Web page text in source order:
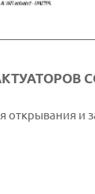
открывания и